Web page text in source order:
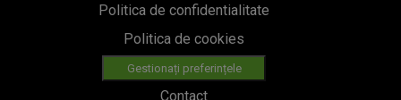
Politica de confidentialitate
Politica de cookies
Gestionați preferințele
Contact